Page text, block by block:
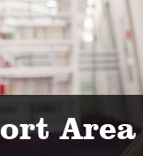
Area